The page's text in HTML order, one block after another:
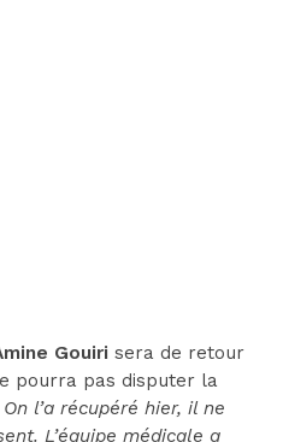
Gouiri sera de retour
pourra pas disputer la
On l’a récupéré hier, il ne
L’équipe médicale a